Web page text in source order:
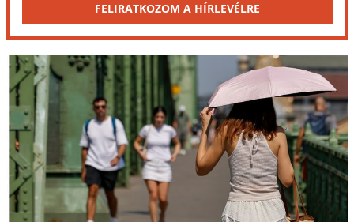
FELIRATKOZOM A HÍRLEVÉLRE